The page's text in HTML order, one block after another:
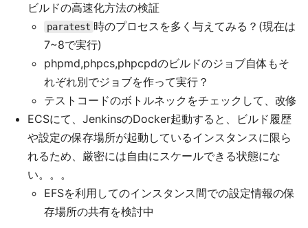
ビルドの高速化方法の検証
paratest 時のプロセスを多く与えてみる？(現在は
7~8で実行)
phpmd,phpcs,phpcpdのビルドのジョブ自体もそ
れぞれ別でジョブを作って実行？
テストコードのボトルネックをチェックして、改修
ECSにて、JenkinsのDocker起動すると、ビルド履歴
や設定の保存場所が起動しているインスタンスに限ら
れるため、厳密には自由にスケールできる状態にな
い。。。
EFSを利用してのインスタンス間での設定情報の保
存場所の共有を検討中